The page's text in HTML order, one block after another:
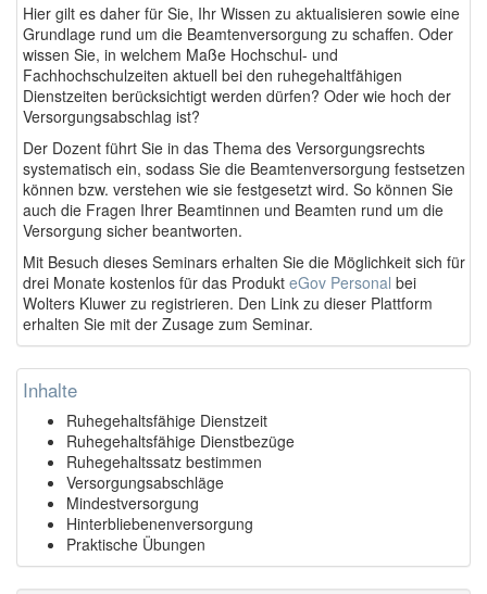
Hier gilt es daher für Sie, Ihr Wissen zu aktualisieren sowie eine
Grundlage rund um die Beamtenversorgung zu schaffen. Oder
wissen Sie, in welchem Maße Hochschul- und
Fachhochschulzeiten aktuell bei den ruhegehaltfähigen
Dienstzeiten berücksichtigt werden dürfen? Oder wie hoch der
Versorgungsabschlag ist?
Der Dozent führt Sie in das Thema des Versorgungsrechts
systematisch ein, sodass Sie die Beamtenversorgung festsetzen
können bzw. verstehen wie sie festgesetzt wird. So können Sie
auch die Fragen Ihrer Beamtinnen und Beamten rund um die
Versorgung sicher beantworten.
Mit Besuch dieses Seminars erhalten Sie die Möglichkeit sich für
drei Monate kostenlos für das Produkt eGov Personal bei
Wolters Kluwer zu registrieren. Den Link zu dieser Plattform
erhalten Sie mit der Zusage zum Seminar.
Inhalte
Ruhegehaltsfähige Dienstzeit
Ruhegehaltsfähige Dienstbezüge
Ruhegehaltssatz bestimmen
Versorgungsabschläge
Mindestversorgung
Hinterbliebenenversorgung
Praktische Übungen